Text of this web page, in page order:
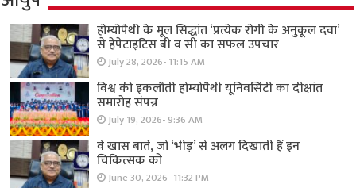
होम्योपैथी के मूल सिद्धांत ‘प्रत्येक रोगी केे अनुकूल दवा’
से हेपेटाइटिस बी व सी का सफल उपचार
July 28, 2026- 11:15 AM
विश्व की इकलौती होम्योपैथी यूनिवर्सिटी का दीक्षांत
समारोह संपन्न
July 19, 2026- 9:36 AM
वे खास बातें, जो ‘भीड़’ से अलग दिखाती हैं इन
चिकित्सक को
June 30, 2026- 11:32 PM